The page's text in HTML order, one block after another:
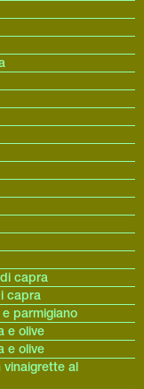
capra
capra
parmigiano
e olive
e olive
vinaigrette al